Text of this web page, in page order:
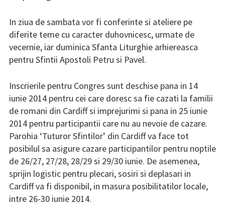
In ziua de sambata vor fi conferinte si ateliere pe
diferite teme cu caracter duhovnicesc, urmate de
vecernie, iar duminica Sfanta Liturghie arhiereasca
pentru Sfintii Apostoli Petru si Pavel.
Inscrierile pentru Congres sunt deschise pana in 14
iunie 2014 pentru cei care doresc sa fie cazati la familii
de romani din Cardiff si imprejurimi si pana in 25 iunie
2014 pentru participantii care nu au nevoie de cazare.
Parohia ‘Tuturor Sfintilor’ din Cardiff va face tot
posibilul sa asigure cazare participantilor pentru noptile
de 26/27, 27/28, 28/29 si 29/30 iunie. De asemenea,
sprijin logistic pentru plecari, sosiri si deplasari in
Cardiff va fi disponibil, in masura posibilitatilor locale,
intre 26-30 iunie 2014.